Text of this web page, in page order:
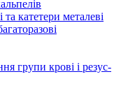
та катетери металеві
групи крові і резус-